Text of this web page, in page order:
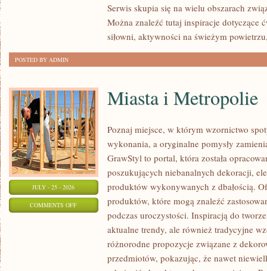
POWIETRZU
Serwis skupia się na wielu obszarach
Można znaleźć tutaj inspiracje dotyczące
siłowni, aktywności na świeżym
POSTED BY ADMIN
JULY - 25 - 2026
COMMENTS OFFON
METROPOLIE
Miasta i Metropolie
Poznaj miejsce, w którym wzornictwo
wykonania, a oryginalne pomysły
GrawStyl to portal, która została
poszukujących niebanalnych dekoracji,
produktów wykonywanych z dbałością.
produktów, które mogą znaleźć
podczas uroczystości. Inspiracją do
aktualne trendy, ale również tradycyjne
różnorodne propozycje związane z
przedmiotów, pokazując, że nawet